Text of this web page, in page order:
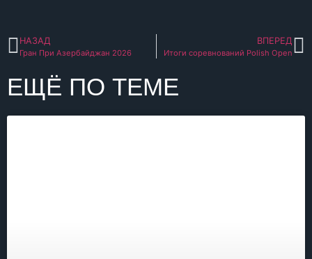
НАЗАД
Гран При Азербайджан 2026
ВПЕРЕД
Итоги соревнований Polish Open
ЕЩЁ ПО ТЕМЕ